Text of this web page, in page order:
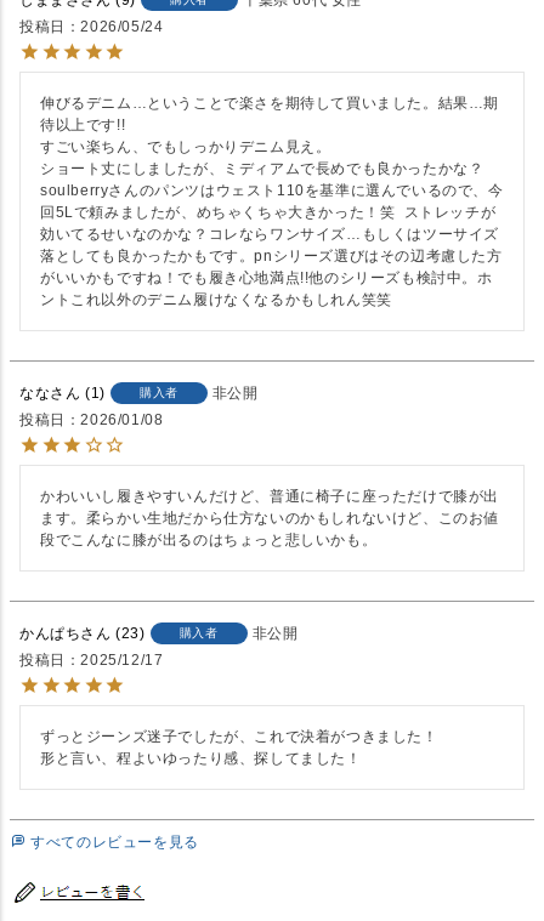
投稿日
2026/05/24
伸びるデニム…ということで楽さを期待して買いました。結果…期
待以上です!!
すごい楽ちん、でもしっかりデニム見え。
ショート丈にしましたが、ミディアムで長めでも良かったかな？
soulberryさんのパンツはウェスト110を基準に選んでいるので、今
回5Lで頼みましたが、めちゃくちゃ大きかった！笑  ストレッチが
効いてるせいなのかな？コレならワンサイズ…もしくはツーサイズ
落としても良かったかもです。pnシリーズ選びはその辺考慮した方
がいいかもですね！でも履き心地満点!!他のシリーズも検討中。ホ
ントこれ以外のデニム履けなくなるかもしれん笑笑
なな 1 購入者
非公開
投稿日
2026/01/08
かわいいし履きやすいんだけど、普通に椅子に座っただけで膝が出
ます。柔らかい生地だから仕方ないのかもしれないけど、このお値
段でこんなに膝が出るのはちょっと悲しいかも。
かんぱち 23 購入者
非公開
投稿日
2025/12/17
ずっとジーンズ迷子でしたが、これで決着がつきました！
形と言い、程よいゆったり感、探してました！
すべてのレビューを見る